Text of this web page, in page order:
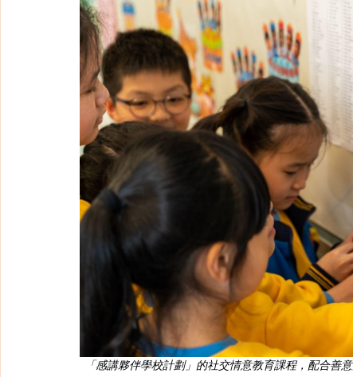
「感講夥伴學校計劃」的社交情意教育課程，配合善